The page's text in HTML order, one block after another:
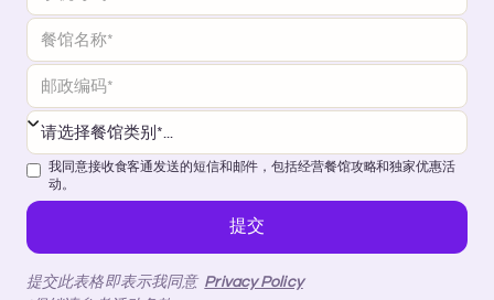
我同意接收食客通发送的短信和邮件，包括经营餐馆攻略和独家优惠活
动。
提交此表格即表示我同意 Privacy Policy